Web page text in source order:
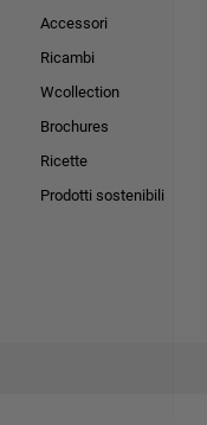
Accessori
Ricambi
Wcollection
Brochures
Ricette
Prodotti sostenibili